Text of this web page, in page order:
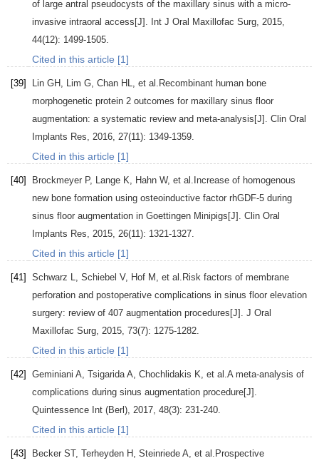
of large antral pseudocysts of the maxillary sinus with a micro-
invasive intraoral access[J]. Int J Oral Maxillofac Surg, 2015,
44(12): 1499-1505.
Cited in this article [1]
[39] Lin GH , Lim G, Chan HL, et al.Recombinant human bone
morphogenetic protein 2 outcomes for maxillary sinus floor
augmentation: a systematic review and meta-analysis[J]. Clin Oral
Implants Res, 2016, 27(11): 1349-1359.
Cited in this article [1]
[40] Brockmeyer P, Lange K, Hahn W, et al.Increase of homogenous
new bone formation using osteoinductive factor rhGDF-5 during
sinus floor augmentation in Goettingen Minipigs[J]. Clin Oral
Implants Res, 2015, 26(11): 1321-1327.
Cited in this article [1]
[41] Schwarz L, Schiebel V, Hof M , et al.Risk factors of membrane
perforation and postoperative complications in sinus floor elevation
surgery: review of 407 augmentation procedures[J]. J Oral
Maxillofac Surg, 2015, 73(7): 1275-1282.
Cited in this article [1]
[42] Geminiani A, Tsigarida A, Chochlidakis K, et al.A meta-analysis of
complications during sinus augmentation procedure[J].
Quintessence Int (Berl), 2017, 48(3): 231-240.
Cited in this article [1]
[43] Becker ST, Terheyden H , Steinriede A, et al.Prospective